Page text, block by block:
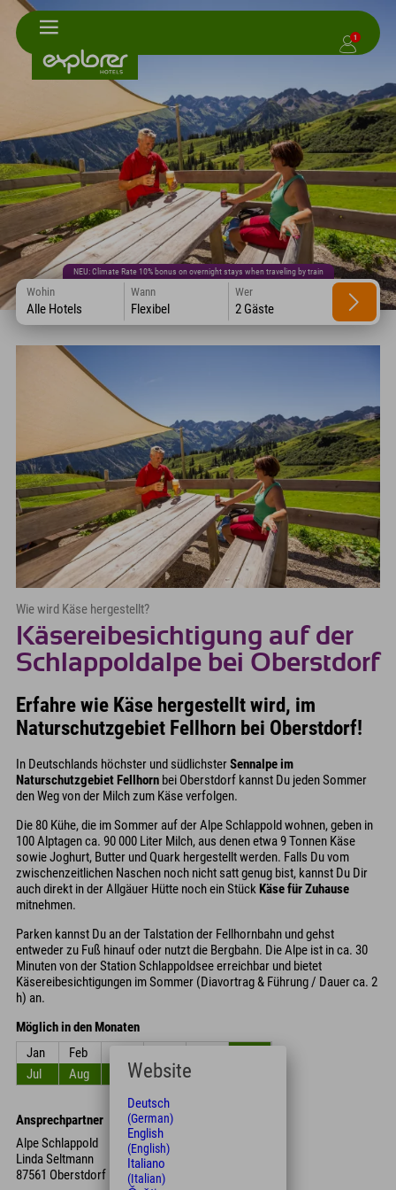
1
NEU: Climate Rate 10% bonus on overnight stays when traveling by train
Wohin
Alle Hotels
Wann
Flexibel
Wer
2 Gäste
Wie wird Käse hergestellt?
Käsereibesichtigung auf der
Schlappoldalpe bei Oberstdorf
Erfahre wie Käse hergestellt wird, im
Naturschutzgebiet Fellhorn bei Oberstdorf!
In Deutschlands höchster und südlichsterSennalpe im
Naturschutzgebiet Fellhorn bei Oberstdorf kannst Du jeden Sommer
den Weg von der Milch zum Käse verfolgen.
Die 80 Kühe, die im Sommer auf der Alpe Schlappold wohnen, geben in
100 Alptagen ca. 90 000 Liter Milch, aus denen etwa 9 Tonnen Käse
sowie Joghurt, Butter und Quark hergestellt werden. Falls Du vom
zwischenzeitlichen Naschen noch nicht satt genug bist, kannst Du Dir
auch direkt in der Allgäuer Hütte noch ein Stück Käse für Zuhause
mitnehmen.
Parken kannst Du an der Talstation der Fellhornbahn und gehst
entweder zu Fuß hinauf oder nutzt die Bergbahn. Die Alpe ist in ca. 30
Minuten von der Station Schlappoldsee erreichbar und bietet
Käsereibesichtigungen im Sommer (Diavortrag & Führung / Dauer ca. 2
h) an.
Möglich in den Monaten
Jan
Feb
Jul
Aug Sep Okt
Ansprechpartner
Alpe Schlappold
Linda Seltmann
87561 Oberstdorf
Website
Deutsch
(German)
English
(English)
Italiano
(Italian)